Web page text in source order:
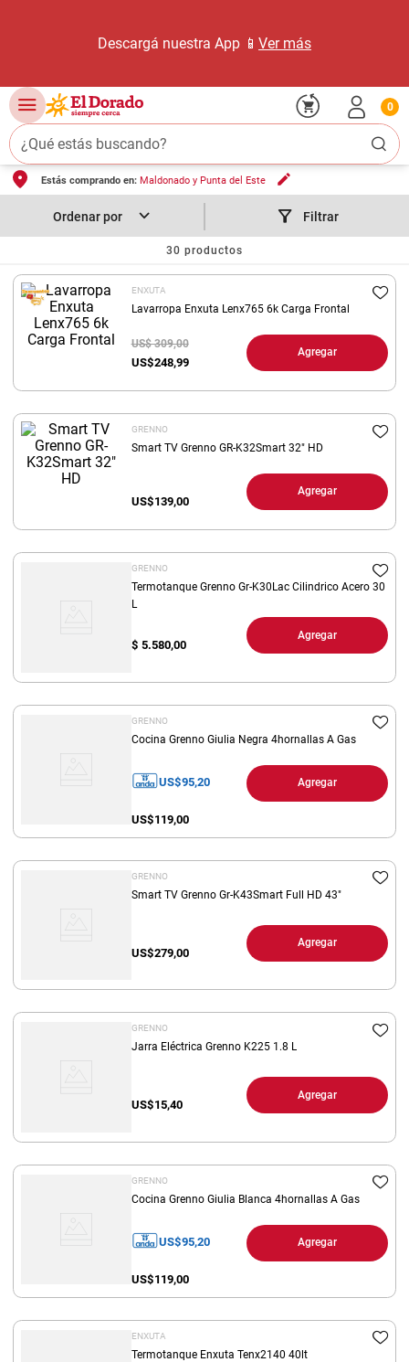
Descargá nuestra App 📱 Ver más
¿Qué estás buscando?
0
Estás comprando en: Maldonado y Punta del Este
Filtrar
30 productos
ENXUTA
Lavarropa Enxuta Lenx765 6k Carga Frontal
US$248,99
US$ 309,00
Agregar
GRENNO
Smart TV Grenno GR-K32Smart 32" HD
US$139,00
Agregar
GRENNO
Termotanque Grenno Gr-K30Lac Cilindrico Acero 30
L
$ 5.580,00
Agregar
GRENNO
Cocina Grenno Giulia Negra 4hornallas A Gas
US$95,20
US$119,00
Agregar
GRENNO
Smart TV Grenno Gr-K43Smart Full HD 43"
US$279,00
Agregar
GRENNO
Jarra Eléctrica Grenno K225 1.8 L
US$15,40
Agregar
GRENNO
Cocina Grenno Giulia Blanca 4hornallas A Gas
US$95,20
US$119,00
Agregar
ENXUTA
Termotanque Enxuta Tenx2140 40lt
TÉRMINOS MÁS BUSCADOS
carne carnicería
2. leche
3.
4. queso
pollo
6.
10 harina